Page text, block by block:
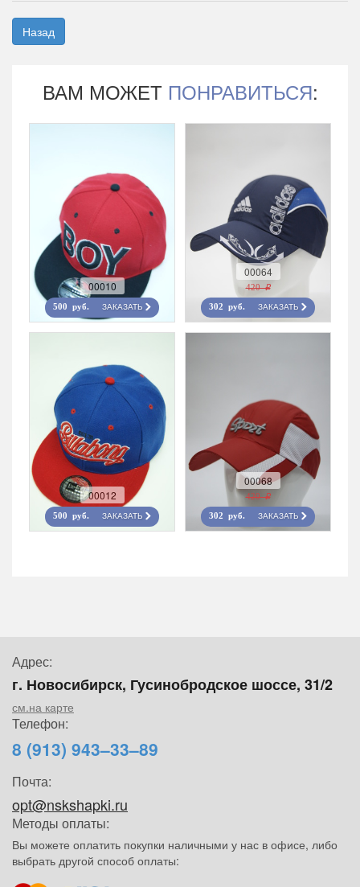
Назад
ВАМ МОЖЕТ ПОНРАВИТЬСЯ:
00010
500 руб. ЗАКАЗАТЬ
00064
420 r
302 руб. ЗАКАЗАТЬ
00012
500 руб. ЗАКАЗАТЬ
00068
420 r
302 руб. ЗАКАЗАТЬ
Адрес:
г. Новосибирск, Гусинобродское шоссе, 31/2
см.на карте
Телефон:
8 (913) 943–33–89
Почта:
opt@nskshapki.ru
Методы оплаты:
Вы можете оплатить покупки наличными у нас в офисе, либо
выбрать другой способ оплаты: